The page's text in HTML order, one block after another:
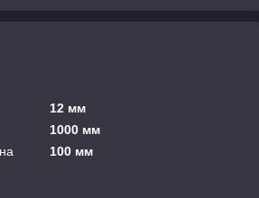
12 мм
1000 мм
100 мм